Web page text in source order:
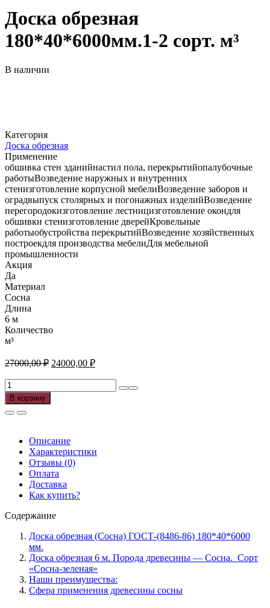
Доска обрезная
180*40*6000мм.1-2 сорт. м³
В наличии
Категория
Доска обрезная
Применение
обшивка стен зданийнастил пола, перекрытийопалубочные
работыВозведение наружных и внутренних
стенизготовление корпусной мебелиВозведение заборов и
оградвыпуск столярных и погонажных изделийВозведение
перегородокизготовление лестницизготовление окондля
обшивки стенизготовление дверейКровельные
работыобустройства перекрытийВозведение хозяйственных
построекдля производства мебелиДля мебельной
промышленности
Акция
Да
Материал
Сосна
Длина
6 м
Количество
м³
27000,00₽ Первоначальная
составляла
27000,00 ₽.
24000,00 ₽Текущая
24000,00 ₽.
Количество
товара
Доска
обрезная
сорт.
В корзину
Описание
Характеристики
Отзывы (0)
Оплата
Доставка
Как купить?
Содержание
Доска обрезная (Сосна) ГОСТ-(8486-86) 180*40*6000
мм.
Доска обрезная 6 м. Порода древесины — Сосна. Сорт
«Сосна-зеленая»
Наши преимущества:
Сфера применения древесины сосны